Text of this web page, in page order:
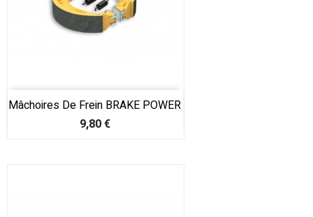
Mâchoires De Frein BRAKE POWER
Prix
9,80 €